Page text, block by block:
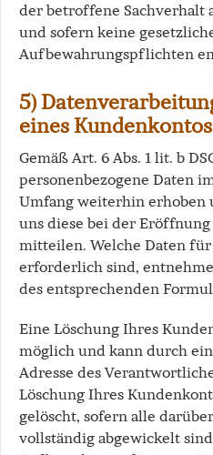
der betroffene Sachverhalt
und sofern keine
Aufbewahrungspflichten
5)
eines Kundenkontos
Gemäß Art. 6 Abs. 1 lit. b
personenbezogene Daten
Umfang weiterhin erhoben
uns diese bei der
mitteilen. Welche Daten
erforderlich sind,
des entsprechenden
Eine Löschung Ihres
möglich und kann durch
Adresse des
Löschung Ihres
gelöscht, sofern alle
vollständig abgewickelt